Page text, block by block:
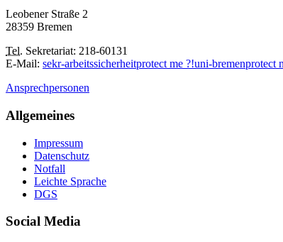
Leobener Straße 2
28359 Bremen
Tel. Sekretariat: 218-60131
E-Mail: sekr-arbeitssicherheitprotect me ?!uni-bremenprotect
Ansprechpersonen
Allgemeines
Impressum
Datenschutz
Notfall
Leichte Sprache
DGS
Social Media